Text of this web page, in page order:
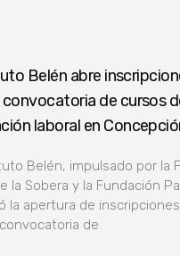
Belén abre
convocatoria de cursos
laboral en
Belén, impulsado por la
la Sobera y la Fundación
la apertura de
de